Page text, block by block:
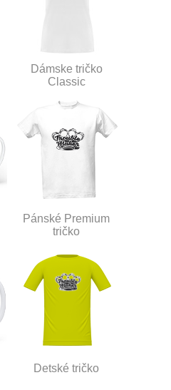
Dámske tričko
Classic
Pánské Premium
tričko
Detské tričko